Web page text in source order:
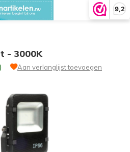
9,2
- 3000K
Aan verlanglijst toevoegen